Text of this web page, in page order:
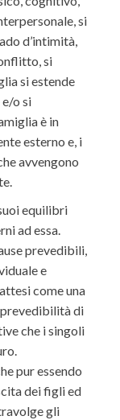
si
d’intimità,
si
si estende
o si
è in
esterno e, i
avvengono
equilibri
ad essa.
prevedibili,
e
come una
prevedibilità di
che i singoli
pur essendo
dei figli ed
gli